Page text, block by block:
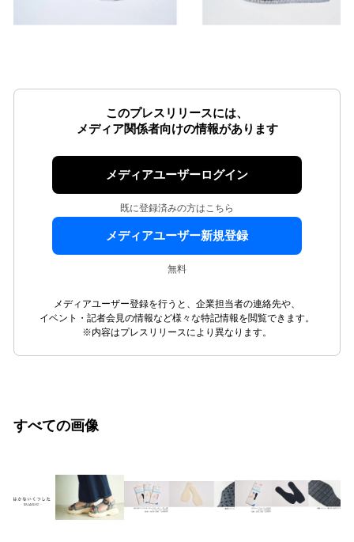
このプレスリリースには、
メディア関係者向けの情報があります
メディアユーザーログイン
既に登録済みの方はこちら
メディアユーザー新規登録
無料
メディアユーザー登録を行うと、企業担当者の連絡先や、
イベント・記者会見の情報など様々な特記情報を閲覧できます。
※内容はプレスリリースにより異なります。
すべての画像